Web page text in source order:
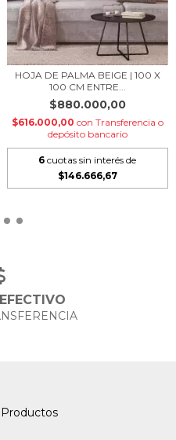
HOJA DE PALMA BEIGE | 100 X
100 CM ENTRE...
$880.000,00
$616.000,00 con Transferencia o
depósito bancario
6 cuotas sin interés de
$146.666,67
Productos